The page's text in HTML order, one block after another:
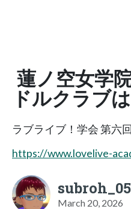
蓮ノ空女学
ドルクラブ
ラブライブ！学会 第六
https://www.lovelive-
March 20, 2026